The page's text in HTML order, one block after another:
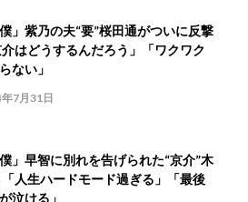
僕」紫乃の夫“要”桜田通がついに反撃
はどうするんだろう」「ワクワク
ない」
7月31日
僕」早智に別れを告げられた“京介”木
人生ハードモード過ぎる」「最後
泣ける」